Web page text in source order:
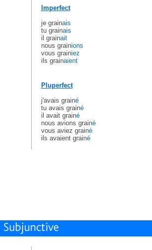
Imperfect
je grainais
tu grainais
il grainait
nous grainions
vous grainiez
ils grainaient
Pluperfect
j'avais grainé
tu avais grainé
il avait grainé
nous avions grainé
vous aviez grainé
ils avaient grainé